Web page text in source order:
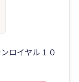
ロイヤル１０